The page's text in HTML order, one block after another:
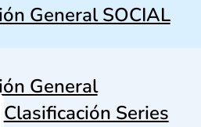
General SOCIAL
General
Clasificación Series